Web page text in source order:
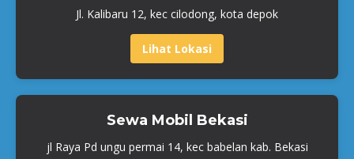
Jl. Kalibaru 12, kec cilodong, kota depok
Lihat Lokasi
Sewa Mobil Bekasi
jl Raya Pd ungu permai 14, kec babelan kab. Bekasi